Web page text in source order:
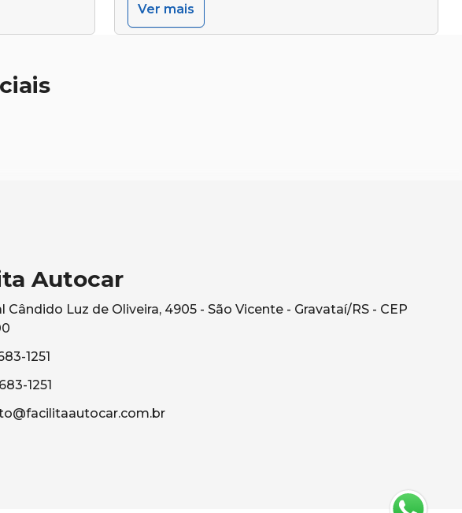
Ver mais
Autocar
Cândido Luz de Oliveira, 4905 - São Vicente - Gravataí/RS - CEP
1251
1251